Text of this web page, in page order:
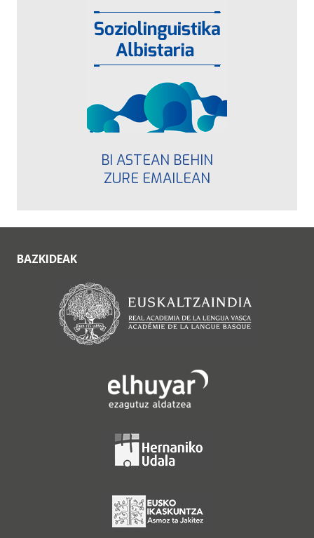
BI ASTEAN BEHIN
ZURE EMAILEAN
BAZKIDEAK